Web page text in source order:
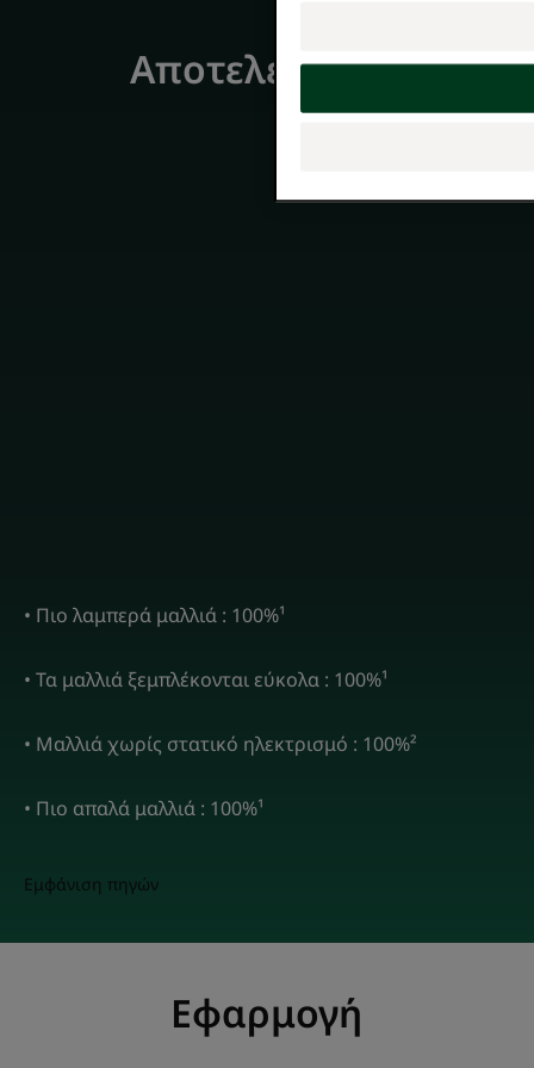
Αποτελέσματα
• Πιο λαμπερά μαλλιά : 100%¹
• Τα μαλλιά ξεμπλέκονται εύκολα : 100%¹
• Μαλλιά χωρίς στατικό ηλεκτρισμό : 100%²
• Πιο απαλά μαλλιά : 100%¹
Εμφάνιση πηγών
Εφαρμογή